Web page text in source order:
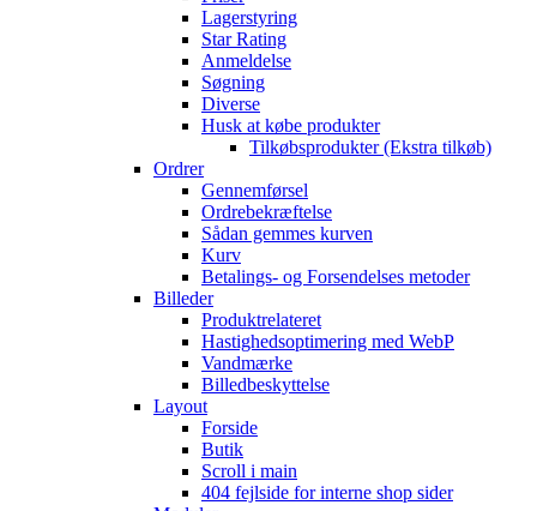
Lagerstyring
Star Rating
Anmeldelse
Søgning
Diverse
Husk at købe produkter
Tilkøbsprodukter (Ekstra tilkøb)
Ordrer
Gennemførsel
Ordrebekræftelse
Sådan gemmes kurven
Kurv
Betalings- og Forsendelses metoder
Billeder
Produktrelateret
Hastighedsoptimering med WebP
Vandmærke
Billedbeskyttelse
Layout
Forside
Butik
Scroll i main
404 fejlside for interne shop sider